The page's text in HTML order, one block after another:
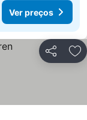
Ver preços
Partilhar